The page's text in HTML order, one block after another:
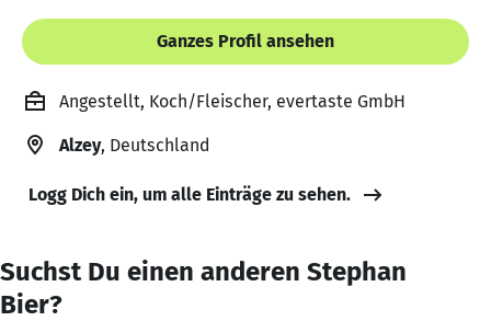
Ganzes Profil ansehen
Angestellt, Koch/Fleischer, evertaste GmbH
Alzey, Deutschland
Logg Dich ein, um alle Einträge zu sehen.
Suchst Du einen anderen Stephan
Bier?